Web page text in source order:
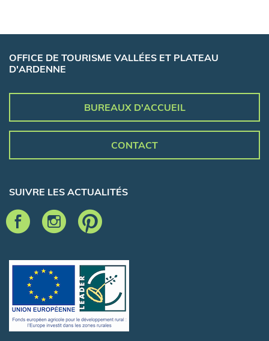
OFFICE DE TOURISME VALLÉES ET PLATEAU
D'ARDENNE
BUREAUX D'ACCUEIL
CONTACT
SUIVRE LES ACTUALITÉS